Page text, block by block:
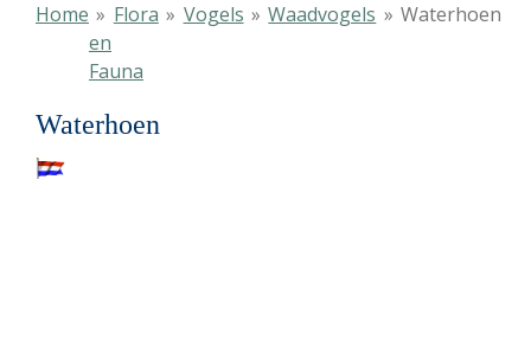
Home » Flora
en
Fauna
» Vogels » Waadvogels » Waterhoen
Waterhoen